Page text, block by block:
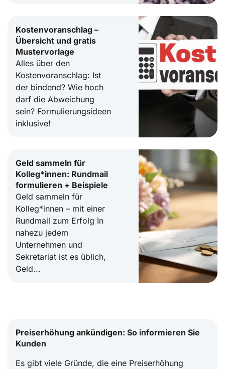
Kostenvoranschlag –
Übersicht und gratis
Mustervorlage
Alles über den
Kostenvoranschlag: Ist
der bindend? Wie hoch
darf die Abweichung
sein? Formulierungsideen
inklusive!
Geld sammeln für
Kolleg*innen: Rundmail
formulieren + Beispiele
Geld sammeln für
Kolleg*innen – mit einer
Rundmail zum Erfolg In
nahezu jedem
Unternehmen und
Sekretariat ist es üblich,
Geld...
Preiserhöhung ankündigen: So informieren Sie
Kunden
Es gibt viele Gründe, die eine Preiserhöhung